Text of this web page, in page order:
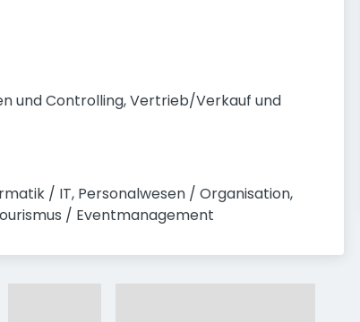
und Controlling, Vertrieb/Verkauf und
/ IT, Personalwesen / Organisation,
/ Eventmanagement